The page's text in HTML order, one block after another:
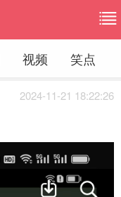
视频 笑点
2024-11-21 18:22:26